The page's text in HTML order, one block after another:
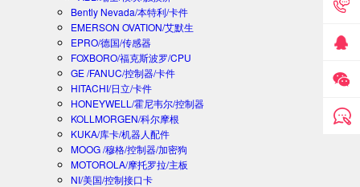
Bently Nevada/本特利/卡件
EMERSON OVATION/艾默生
EPRO/德国/传感器
FOXBORO/福克斯波罗/CPU
GE /FANUC/控制器/卡件
HITACHI/日立/卡件
HONEYWELL/霍尼韦尔/控制器
KOLLMORGEN/科尔摩根
KUKA/库卡/机器人配件
MOOG /穆格/控制器/加密狗
MOTOROLA/摩托罗拉/主板
NI/美国/控制接口卡